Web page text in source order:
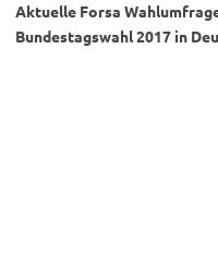
Aktuelle Forsa
Bundestagswahl 2017 in